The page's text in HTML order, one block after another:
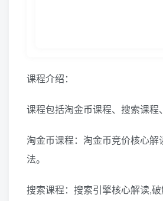
课程介绍：
课程包括淘金币课程、搜索课程
淘金币课程：淘金币竞价核心
法。
搜索课程：搜索引擎核心解读,